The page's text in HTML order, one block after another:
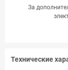
За
Технические